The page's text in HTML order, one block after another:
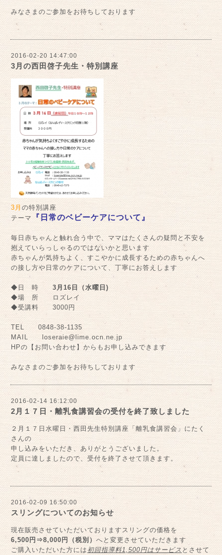
みなさまのご参加をお待ちしております
2016-02-20 14:47:00
3月の西田啓子先生・特別講座
3月 の特別講座
テーマ 『日常のベビーケアについて』
毎日赤ちゃんと触れ合う中で、ママはたくさんの疑問と不安を
抱えていらっしゃるのではないかと思います
赤ちゃんが気持ちよく、すこやかに成長するための赤ちゃんへ
の接し方や日常のケアについて、丁寧にお答えします
◆日 時 3月16日（水曜日)
◆場 所 ロズレイ
◆受講料 3000円
TEL 0848-38-1135
MAIL loseraie@lime.ocn.ne.jp
HPの【お問い合わせ】からもお申し込みできます
みなさまのご参加をお待ちしております
2016-02-14 16:12:00
2月１７日・離乳食講習会の受付を終了致しました
２月１７日水曜日・西田先生特別講座「離乳食講習会」にたく
さんの
申し込みをいただき、ありがとうございました。
定員に達しましたので、受付を終了させて頂きます。
2016-02-09 16:50:00
スリングについてのお知らせ
現在販売させていただいておりますスリングの価格を
6,500円⇒8,000円（税別） へと変更させていただきます
ご購入いただいた方には 初回指導料1,500円はサービス とさせて